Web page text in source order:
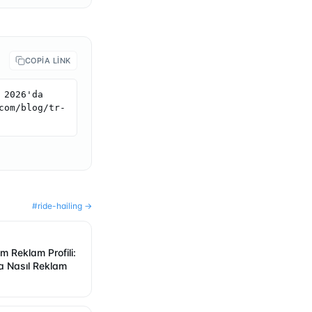
COPIA LINK
blog/tr-
#ride-hailing →
Reklam Profili:
Nasıl Reklam